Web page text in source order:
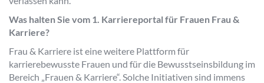
Was halten Sie vom 1. Karriereportal für Frauen Frau &
Karriere?
Frau & Karriere ist eine weitere Plattform für
karrierebewusste Frauen und für die Bewusstseinsbildung im
Bereich „Frauen & Karriere“. Solche Initiativen sind immens